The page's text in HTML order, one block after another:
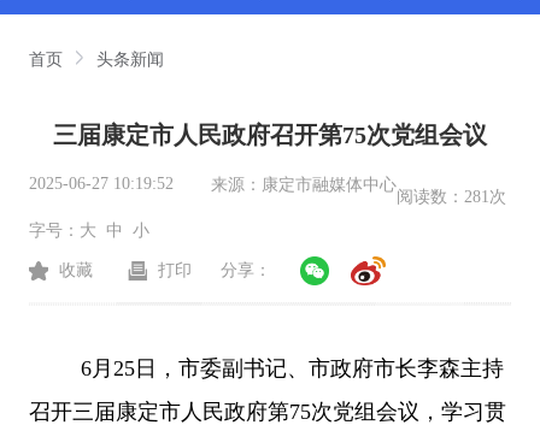
首页 头条新闻
三届康定市人民政府召开第75次党组会议
2025-06-27 10:19:52 来源： 康定市融媒体中心
阅读数： 281次
字号： 大 中 小
收藏 打印 分享：
6月25日，市委副书记、市政府市长李森主持
召开三届康定市人民政府第75次党组会议，学习贯